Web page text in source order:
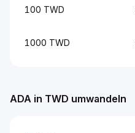
ADA in TWD umwandeln
100 TWD
1000 TWD